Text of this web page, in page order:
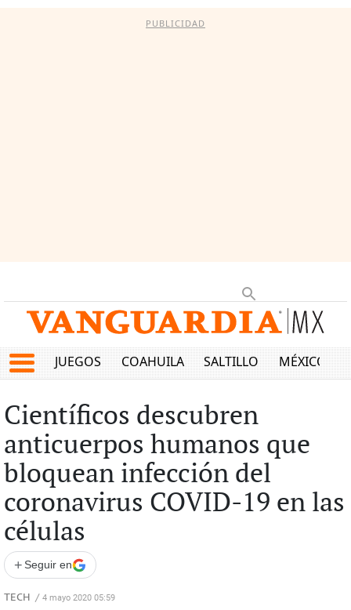
PUBLICIDAD
JUEGOS COAHUILA SALTILLO MÉXICO
Científicos descubren
anticuerpos humanos que
bloquean infección del
coronavirus COVID-19 en las
células
+ Seguir en
TECH / 4 mayo 2020 05:59